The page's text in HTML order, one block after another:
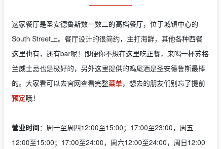
这家餐厅是圣安德鲁斯数一数二的高档餐厅，位于城镇中心的
South Street上。餐厅设计的很简约，主打海鲜，其他各种西餐
这里也有，还有bar呢！即便你不想在这里吃正餐，来喝一杯苏格
兰威士忌也是极好的，另外这里提供的鸡尾酒是圣安德鲁斯最棒
的。大家看可以去官网查看完整菜单，想去的朋友们别忘了提前
预定哦！
营业时间：周一至周四12:00至15:00；17:00至23:00，周五
12:00至15:00；17:00至24:00，周六12:00至24:00，周日12:00